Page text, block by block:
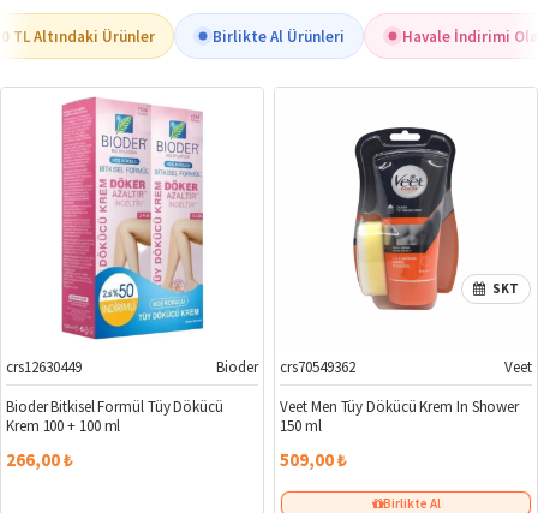
TL Altındaki Ürünler Birlikte Al Ürünleri Havale İndirimi
crs12630449
Bioder
Bioder Bitkisel Formül Tüy Dökücü
Krem 100 + 100 ml
266,00 ₺
SKT
crs70549362
Veet
Veet Men Tüy Dökücü Krem In Shower
150 ml
509,00 ₺
Birlikte Al